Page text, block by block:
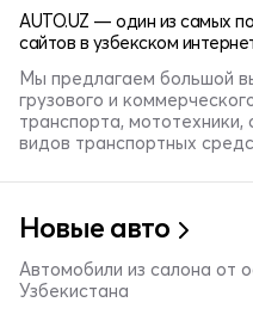
AUTO.UZ — один из самых
сайтов в узбекском
Мы предлагаем большой
грузового и
транспорта, мототехники,
видов транспортных
Новые авто
Автомобили из салона от
Узбекистана